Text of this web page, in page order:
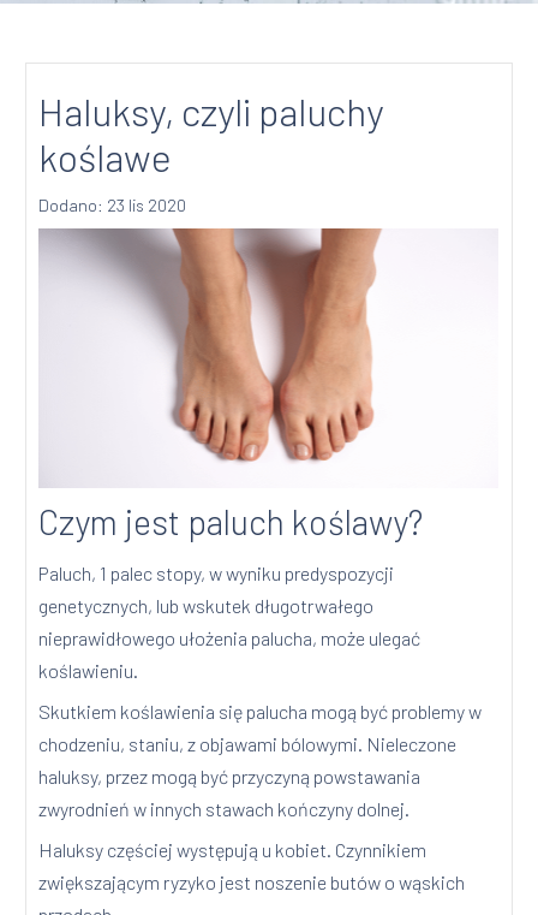
Haluksy, czyli paluchy
koślawe
Dodano: 23 lis 2020
Czym jest paluch koślawy?
Paluch, 1 palec stopy, w wyniku predyspozycji
genetycznych, lub wskutek długotrwałego
nieprawidłowego ułożenia palucha, może ulegać
koślawieniu.
Skutkiem koślawienia się palucha mogą być problemy w
chodzeniu, staniu, z objawami bólowymi. Nieleczone
haluksy, przez mogą być przyczyną powstawania
zwyrodnień w innych stawach kończyny dolnej.
Haluksy częściej występują u kobiet. Czynnikiem
zwiększającym ryzyko jest noszenie butów o wąskich